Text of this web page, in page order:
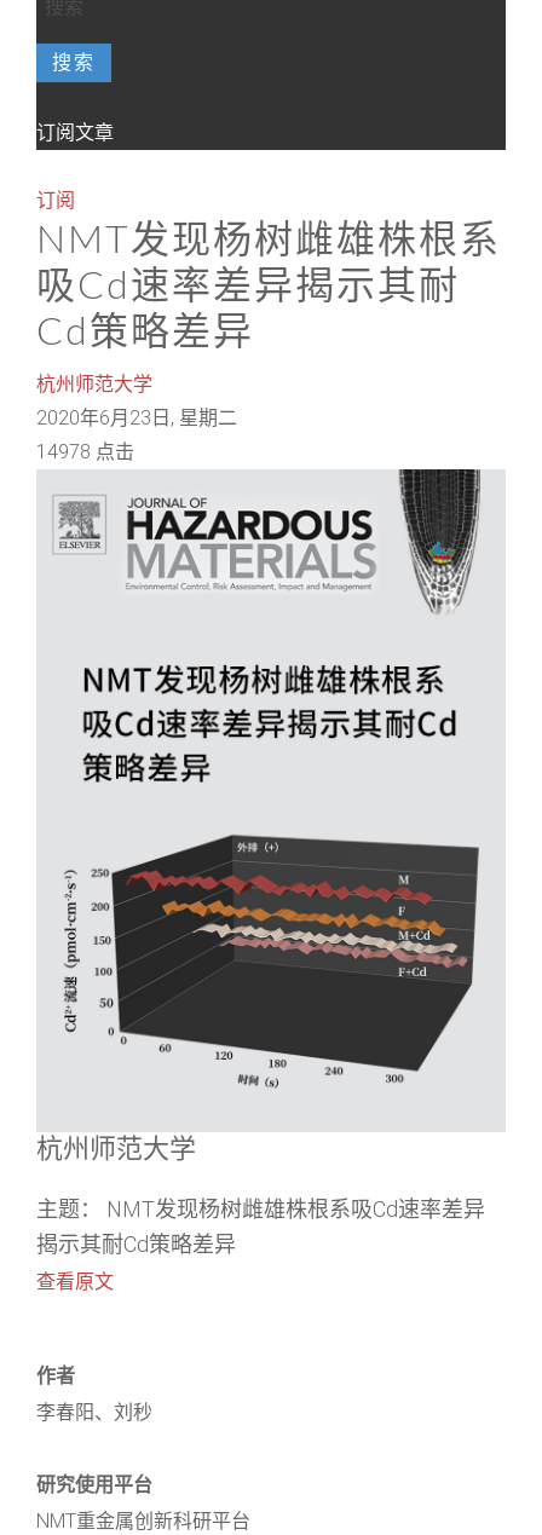
搜索
订阅文章
订阅
NMT发现杨树雌雄株根系
吸Cd速率差异揭示其耐
Cd策略差异
杭州师范大学
2020年6月23日, 星期二
14978 点击
杭州师范大学
主题： NMT发现杨树雌雄株根系吸Cd速率差异
揭示其耐Cd策略差异
查看原文
作者
李春阳、刘秒
研究使用平台
NMT重金属创新科研平台